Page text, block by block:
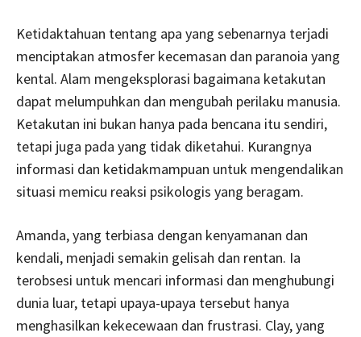
Ketidaktahuan tentang apa yang sebenarnya terjadi
menciptakan atmosfer kecemasan dan paranoia yang
kental. Alam mengeksplorasi bagaimana ketakutan
dapat melumpuhkan dan mengubah perilaku manusia.
Ketakutan ini bukan hanya pada bencana itu sendiri,
tetapi juga pada yang tidak diketahui. Kurangnya
informasi dan ketidakmampuan untuk mengendalikan
situasi memicu reaksi psikologis yang beragam.
Amanda, yang terbiasa dengan kenyamanan dan
kendali, menjadi semakin gelisah dan rentan. Ia
terobsesi untuk mencari informasi dan menghubungi
dunia luar, tetapi upaya-upaya tersebut hanya
menghasilkan kekecewaan dan frustrasi. Clay, yang